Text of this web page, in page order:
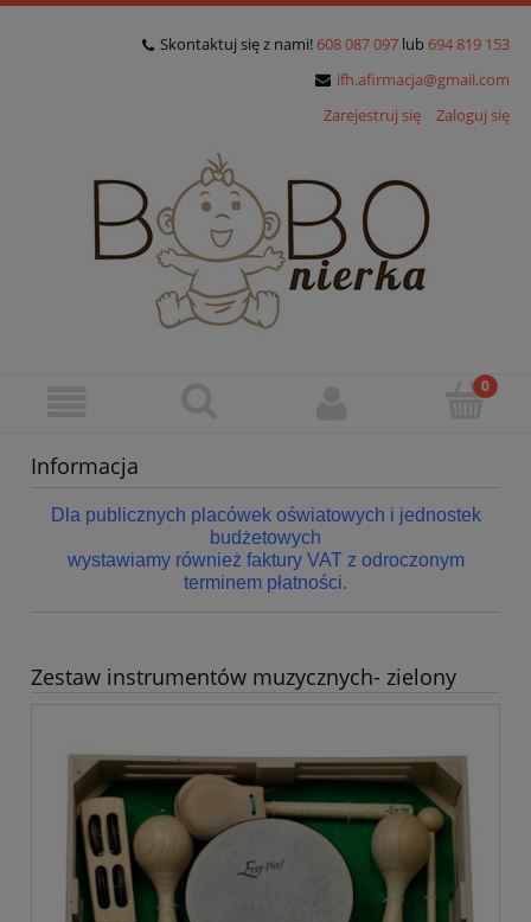
Skontaktuj się z nami! 608 087 097 lub 694 819 153
ifh.afirmacja@gmail.com
Zarejestruj się
Zaloguj się
Informacja
Dla publicznych placówek oświatowych i jednostek
budżetowych
wystawiamy również faktury VAT z odroczonym
terminem płatności.
Zestaw instrumentów muzycznych- zielony